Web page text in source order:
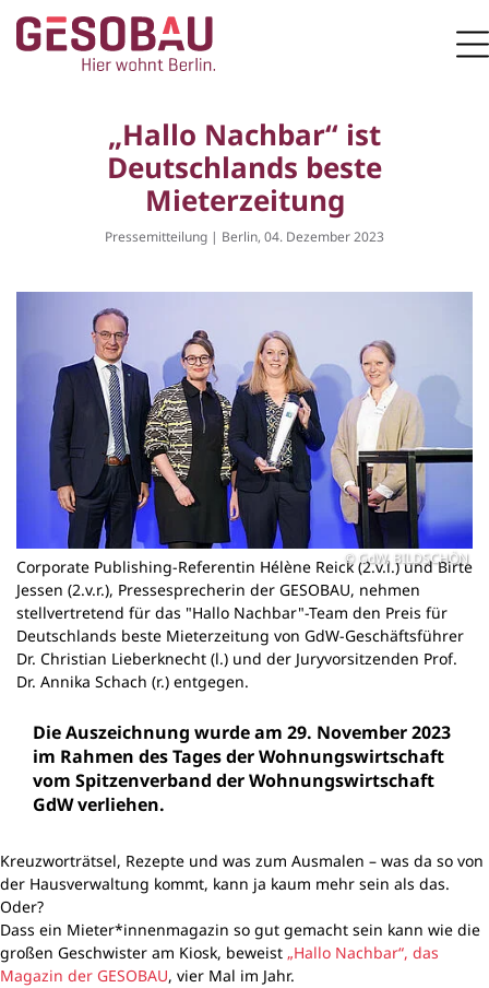
ZUM HAUPTINHALT SPRINGEN
Zur Startseite
„Hallo Nachbar“ ist
Deutschlands beste
Mieterzeitung
Pressemitteilung | Berlin, 04. Dezember 2023
GdW, BILDSCHÖN
Corporate Publishing-Referentin Hélène Reick (2.v.l.) und Birte
Jessen (2.v.r.), Pressesprecherin der GESOBAU, nehmen
stellvertretend für das "Hallo Nachbar"-Team den Preis für
Deutschlands beste Mieterzeitung von GdW-Geschäftsführer
Dr. Christian Lieberknecht (l.) und der Juryvorsitzenden Prof.
Dr. Annika Schach (r.) entgegen.
Die Auszeichnung wurde am 29. November 2023
im Rahmen des Tages der Wohnungswirtschaft
vom Spitzenverband der Wohnungswirtschaft
GdW verliehen.
Kreuzworträtsel, Rezepte und was zum Ausmalen – was da so von
der Hausverwaltung kommt, kann ja kaum mehr sein als das.
Oder?
Dass ein Mieter*innenmagazin so gut gemacht sein kann wie die
großen Geschwister am Kiosk, beweist „Hallo Nachbar“, das
Magazin der GESOBAU, vier Mal im Jahr.